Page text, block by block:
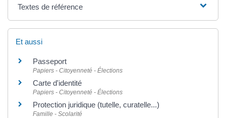
Textes de référence
Et aussi
Passeport
Papiers - Citoyenneté - Élections
Carte d'identité
Papiers - Citoyenneté - Élections
Protection juridique (tutelle, curatelle...)
Famille - Scolarité